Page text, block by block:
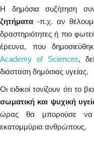
Η δημόσια συζήτηση
ζητήματα -π.χ. αν
δραστηριότητες ή πιο
έρευνα, που
Academy of Sciences,
διάσταση δημόσιας υγείας.
Οι ειδικοί τονίζουν ότι το
σωματική και ψυχική
ώρας θα μπορούσε να
εκατομμύρια ανθρώπους.